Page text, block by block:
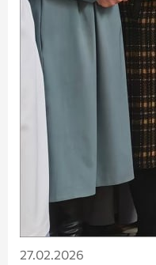
27.02.2026